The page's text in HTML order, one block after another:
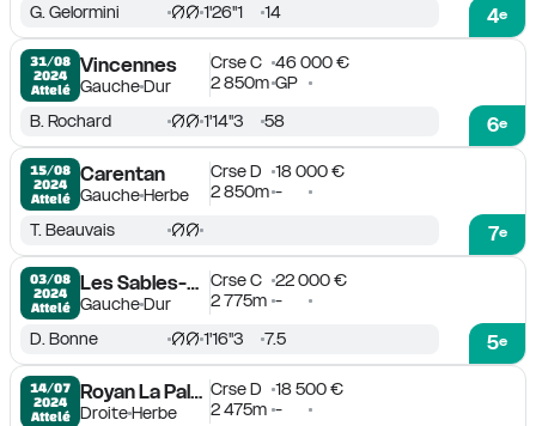
4e
G. Gelormini 1'26''1 14
31/08
2024
Attelé
Vincennes
GaucheDur
Crse C
46 000 €
2 850m GP
6e
B. Rochard 1'14''3 58
15/08
2024
Attelé
Carentan
GaucheHerbe
Crse D
18 000 €
2 850m -
7e
T. Beauvais
03/08
2024
Attelé
Les Sables-d'Olonne
GaucheDur
Crse C
22 000 €
2 775m -
5e
D. Bonne 1'16''3 7.5
14/07
2024
Attelé
Royan La Palmyre
DroiteHerbe
Crse D
18 500 €
2 475m -